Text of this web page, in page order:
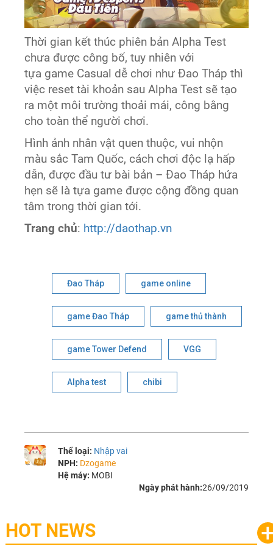
Thời gian kết thúc phiên bản Alpha Test
chưa được công bố, tuy nhiên với
tựa game Casual dễ chơi như Đao Tháp thì
việc reset tài khoản sau Alpha Test sẽ tạo
ra một môi trường thoải mái, công bằng
cho toàn thể người chơi.
Hình ảnh nhân vật quen thuộc, vui nhộn
màu sắc Tam Quốc, cách chơi độc lạ hấp
dẫn, được đầu tư bài bản – Đao Tháp hứa
hẹn sẽ là tựa game được cộng đồng quan
tâm trong thời gian tới.
Trang chủ: http://daothap.vn
Đao Tháp game online
game Đao Tháp game thủ thành
game Tower Defend VGG
Alpha test chibi
Thể loại: Nhập vai
NPH: Dzogame
Hệ máy: MOBI
Ngày phát hành:26/09/2019
HOT NEWS